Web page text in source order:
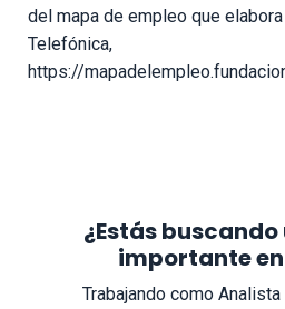
del mapa de empleo que
Telefónica,
https://
¿Estás
importante
Trabajando como